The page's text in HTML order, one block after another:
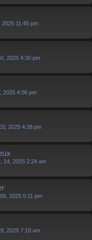
2025 11:45 pm
2025 4:30 pm
2025 4:06 pm
2025 4:38 pm
14, 2025 2:24 am
2025 5:11 pm
2025 7:10 am